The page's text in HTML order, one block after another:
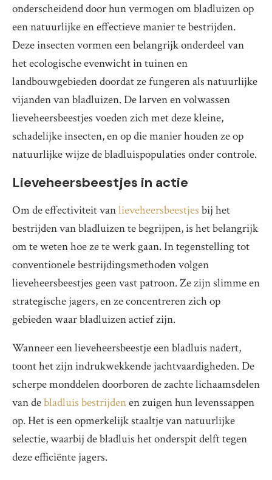
onderscheidend door hun vermogen om bladluizen op
een natuurlijke en effectieve manier te bestrijden.
Deze insecten vormen een belangrijk onderdeel van
het ecologische evenwicht in tuinen en
landbouwgebieden doordat ze fungeren als natuurlijke
vijanden van bladluizen. De larven en volwassen
lieveheersbeestjes voeden zich met deze kleine,
schadelijke insecten, en op die manier houden ze op
natuurlijke wijze de bladluispopulaties onder controle.
Lieveheersbeestjes in actie
Om de effectiviteit vanlieveheersbeestjes bij het
bestrijden van bladluizen te begrijpen, is het belangrijk
om te weten hoe ze te werk gaan. In tegenstelling tot
conventionele bestrijdingsmethoden volgen
lieveheersbeestjes geen vast patroon. Ze zijn slimme en
strategische jagers, en ze concentreren zich op
gebieden waar bladluizen actief zijn.
Wanneer een lieveheersbeestje een bladluis nadert,
toont het zijn indrukwekkende jachtvaardigheden. De
scherpe monddelen doorboren de zachte lichaamsdelen
van debladluis bestrijdenen zuigen hun levenssappen
op. Het is een opmerkelijk staaltje van natuurlijke
selectie, waarbij de bladluis het onderspit delft tegen
deze efficiënte jagers.